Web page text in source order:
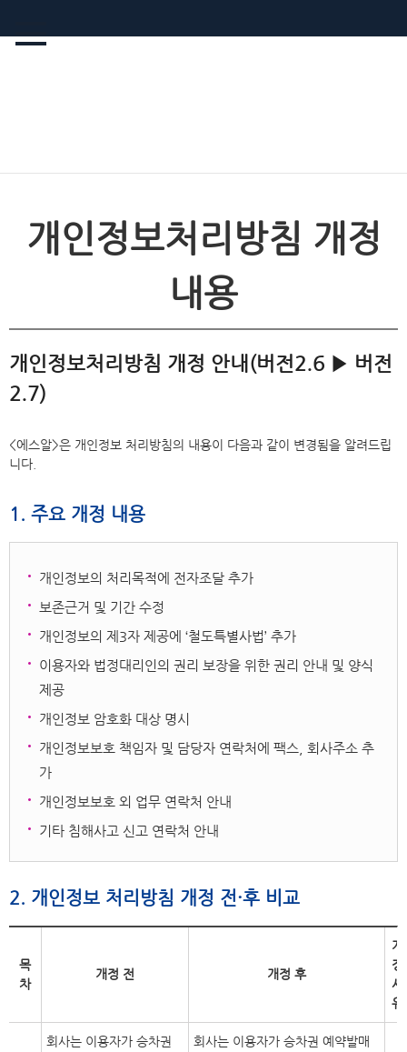
개인정보처리방침 개정
내용
개인정보처리방침 개정 안내(버전2.6 ▶ 버전
2.7)
<에스알>은 개인정보 처리방침의 내용이 다음과 같이 변경됨을 알려드립
니다.
1. 주요 개정 내용
개인정보의 처리목적에 전자조달 추가
보존근거 및 기간 수정
개인정보의 제3자 제공에 ‘철도특별사법’ 추가
이용자와 법정대리인의 권리 보장을 위한 권리 안내 및 양식
제공
개인정보 암호화 대상 명시
개인정보보호 책임자 및 담당자 연락처에 팩스, 회사주소 추
가
개인정보보호 외 업무 연락처 안내
기타 침해사고 신고 연락처 안내
2. 개인정보 처리방침 개정 전·후 비교
목
차
개정 전 개정 후
개
정
사
유
회사는 이용자가 승차권
회사는 이용자가 승차권 예약발매